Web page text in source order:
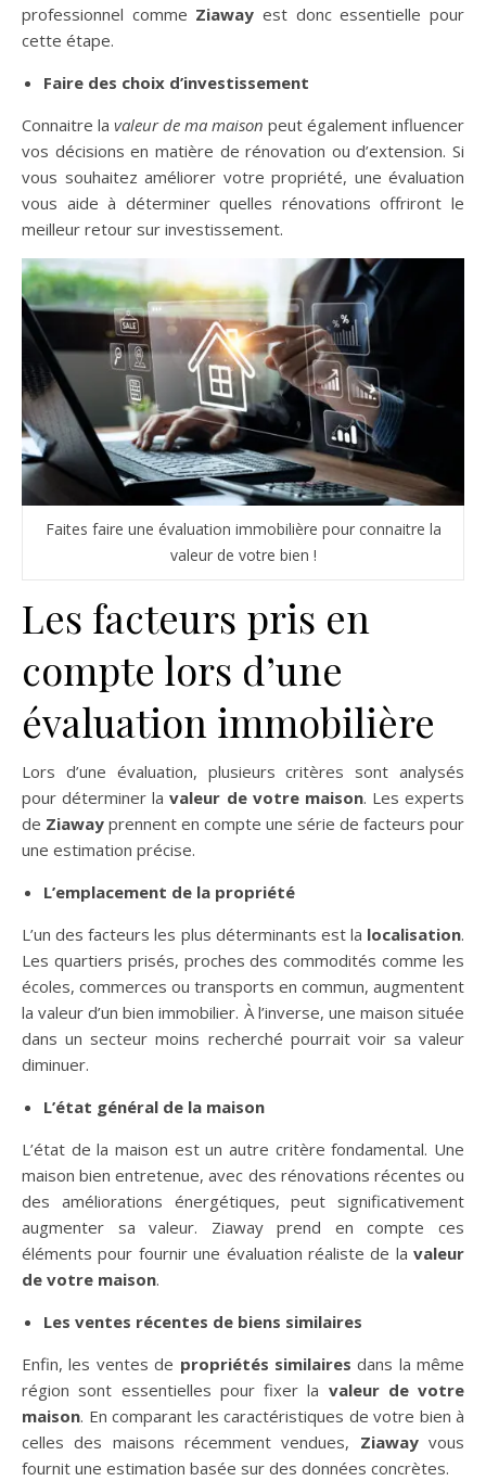
professionnel comme Ziaway est donc essentielle pour
cette étape.
Faire des choix d’investissement
Connaitre la valeur de ma maison peut également influencer
vos décisions en matière de rénovation ou d’extension. Si
vous souhaitez améliorer votre propriété, une évaluation
vous aide à déterminer quelles rénovations offriront le
meilleur retour sur investissement.
Faites faire une évaluation immobilière pour connaitre la
valeur de votre bien !
Les facteurs pris en
compte lors d’une
évaluation immobilière
Lors d’une évaluation, plusieurs critères sont analysés
pour déterminer lavaleur de votre maison. Les experts
de Ziaway prennent en compte une série de facteurs pour
une estimation précise.
L’emplacement de la propriété
L’un des facteurs les plus déterminants est la localisation.
Les quartiers prisés, proches des commodités comme les
écoles, commerces ou transports en commun, augmentent
la valeur d’un bien immobilier. À l’inverse, une maison située
dans un secteur moins recherché pourrait voir sa valeur
diminuer.
L’état général de la maison
L’état de la maison est un autre critère fondamental. Une
maison bien entretenue, avec des rénovations récentes ou
des améliorations énergétiques, peut significativement
augmenter sa valeur. Ziaway prend en compte ces
éléments pour fournir une évaluation réaliste de la valeur
de votre maison.
Les ventes récentes de biens similaires
Enfin, les ventes de propriétés similaires dans la même
région sont essentielles pour fixer la valeur de votre
maison. En comparant les caractéristiques de votre bien à
celles des maisons récemment vendues, Ziawayvous
fournit une estimation basée sur des données concrètes.